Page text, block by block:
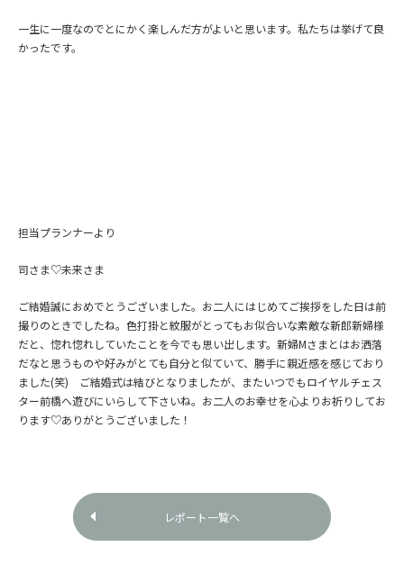
一生に一度なのでとにかく楽しんだ方がよいと思います。私たちは挙げて良
かったです。
担当プランナーより
司さま♡未来さま
ご結婚誠におめでとうございました。お二人にはじめてご挨拶をした日は前
撮りのときでしたね。色打掛と紋服がとってもお似合いな素敵な新郎新婦様
だと、惚れ惚れしていたことを今でも思い出します。新婦Mさまとはお洒落
だなと思うものや好みがとても自分と似ていて、勝手に親近感を感じており
ました(笑) ご結婚式は結びとなりましたが、またいつでもロイヤルチェス
ター前橋へ遊びにいらして下さいね。お二人のお幸せを心よりお祈りしてお
ります♡ありがとうございました！
レポート一覧へ